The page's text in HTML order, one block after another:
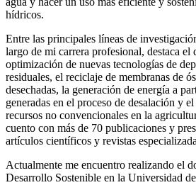
hídricos.
Entre las principales líneas de
largo de mi carrera profesional, destaca el
optimización de nuevas tecnologías de
residuales, el reciclaje de membranas de
desechadas, la generación de energía a
generadas en el proceso de desalación y
recursos no convencionales en la
cuento con más de 70 publicaciones y
artículos científicos y revistas
Actualmente me encuentro realizando el
Desarrollo Sostenible en la Universidad